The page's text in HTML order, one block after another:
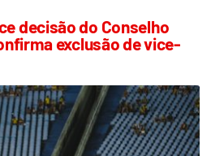
decisão do Conselho
exclusão de vice-